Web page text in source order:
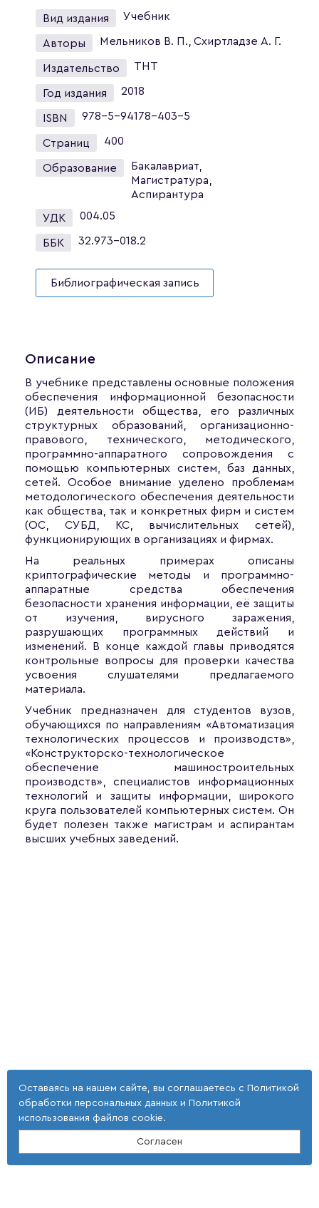
Вид издания Учебник
Авторы Мельников В. П., Схиртладзе А. Г.
Издательство ТНТ
Год издания 2018
ISBN 978-5-94178-403-5
Страниц 400
Образование
Бакалавриат,
Магистратура,
Аспирантура
УДК 004.05
ББК 32.973-018.2
Библиографическая запись
Описание
В учебнике представлены основные положения
обеспечения информационной безопасности
(ИБ) деятельности общества, его различных
структурных образований, организационно-
правового, технического, методического,
программно-аппаратного сопровождения с
помощью компьютерных систем, баз данных,
сетей. Особое внимание уделено проблемам
методологического обеспечения деятельности
как общества, так и конкретных фирм и систем
(ОС, СУБД, КС, вычислительных сетей),
функционирующих в организациях и фирмах.
На реальных примерах описаны
криптографические методы и программно-
аппаратные средства обеспечения
безопасности хранения информации, её защиты
от изучения, вирусного заражения,
разрушающих программных действий и
изменений. В конце каждой главы приводятся
контрольные вопросы для проверки качества
усвоения слушателями предлагаемого
материала.
Учебник предназначен для студентов вузов,
обучающихся по направлениям «Автоматизация
технологических процессов и производств»,
«Конструкторско-технологическое
обеспечение машиностроительных
производств», специалистов информационных
технологий и защиты информации, широкого
круга пользователей компьютерных систем. Он
будет полезен также магистрам и аспирантам
высших учебных заведений.
Оставаясь на нашем сайте, вы соглашаетесь с Политикой
обработки персональных данных и Политикой
использования файлов cookie.
Согласен